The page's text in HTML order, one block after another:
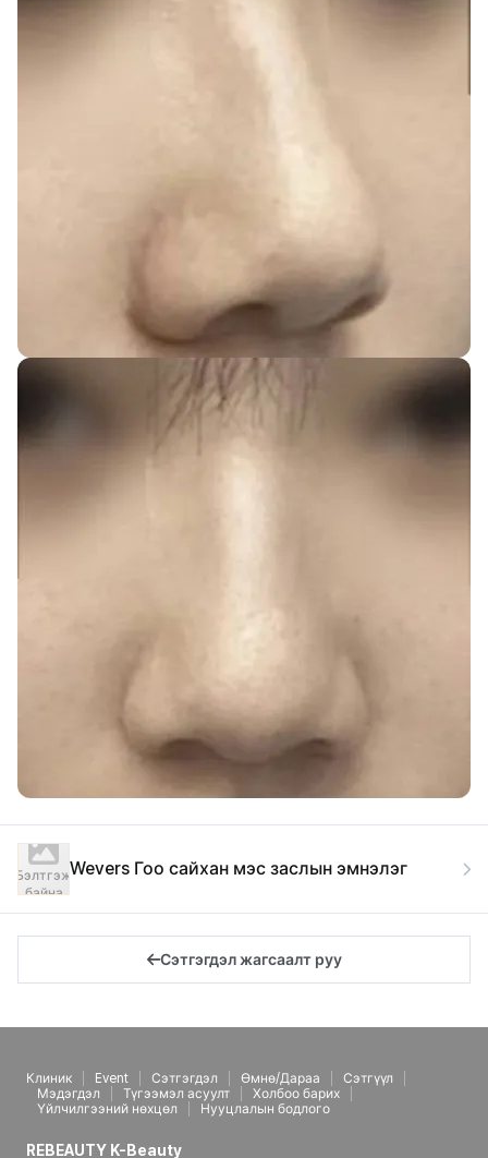
Бэлтгэж
байна
Wevers Гоо сайхан мэс заслын эмнэлэг
Сэтгэгдэл жагсаалт руу
Клиник Event Сэтгэгдэл Өмнө/Дараа
Сэтгүүл
Мэдэгдэл
Түгээмэл асуулт
Холбоо барих
Үйлчилгээний нөхцөл
Нууцлалын бодлого
REBEAUTY K-Beauty